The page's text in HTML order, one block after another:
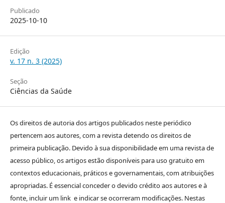
Publicado
2025-10-10
Edição
v. 17 n. 3 (2025)
Seção
Ciências da Saúde
Os direitos de autoria dos artigos publicados neste periódico
pertencem aos autores, com a revista detendo os direitos de
primeira publicação. Devido à sua disponibilidade em uma revista de
acesso público, os artigos estão disponíveis para uso gratuito em
contextos educacionais, práticos e governamentais, com atribuições
apropriadas. É essencial conceder o devido crédito aos autores e à
fonte, incluir um link e indicar se ocorreram modificações. Nestas